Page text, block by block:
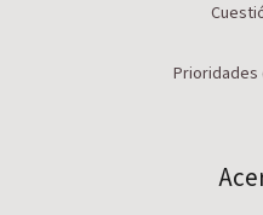
Prioridades